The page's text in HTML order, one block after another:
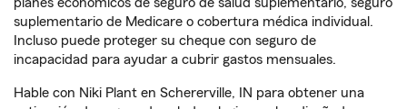
suplementario de Medicare o cobertura médica individual.
Incluso puede proteger su cheque con seguro de
incapacidad para ayudar a cubrir gastos mensuales.
Hable con Niki Plant en Schererville, IN para obtener una